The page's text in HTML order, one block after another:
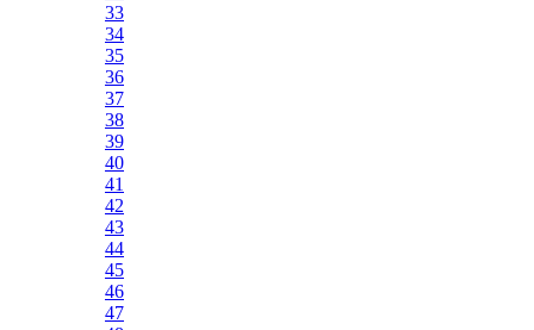
33
34
35
36
37
38
39
40
41
42
43
44
45
46
47